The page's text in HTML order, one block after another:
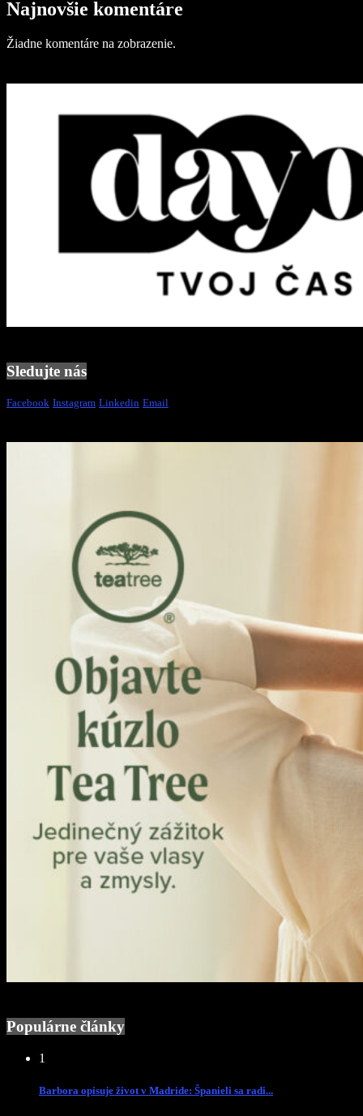
Najnovšie komentáre
Žiadne komentáre na zobrazenie.
Sledujte nás
Facebook Instagram Linkedin Email
Populárne články
1
Barbora opisuje život v Madride: Španieli sa radi...